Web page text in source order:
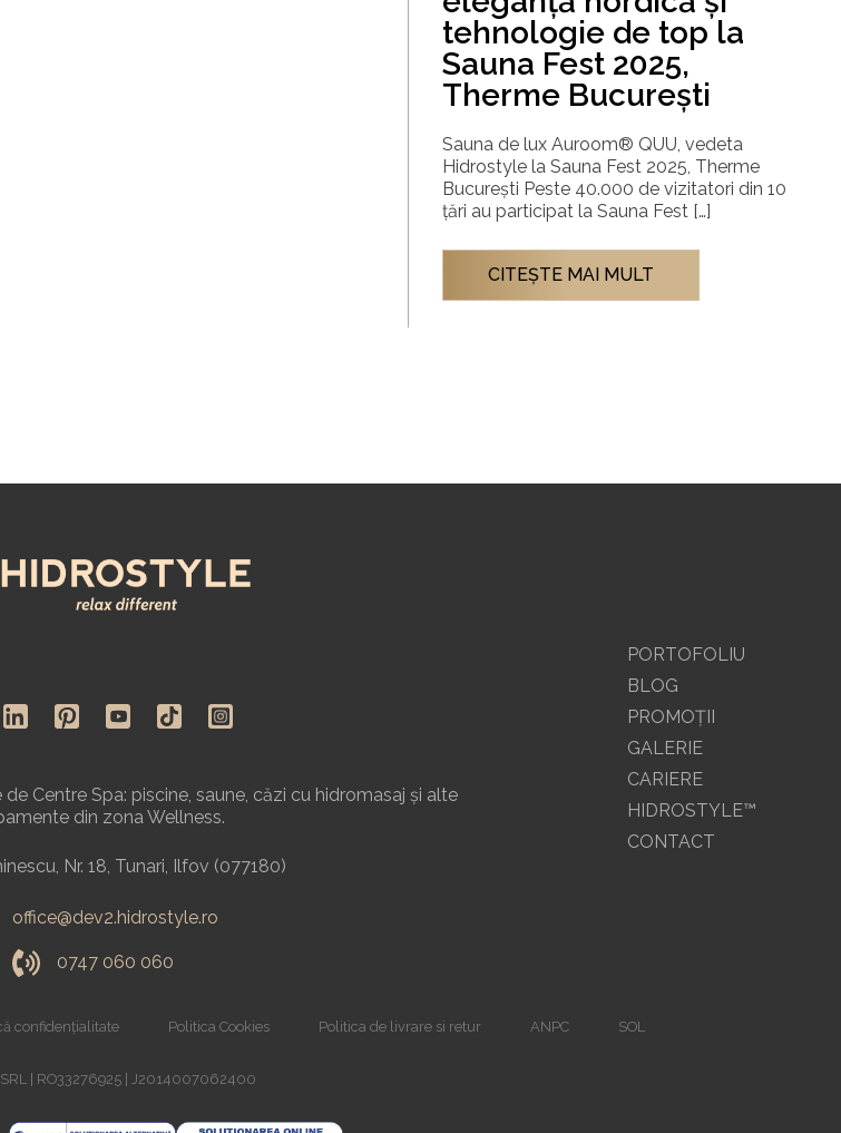
tehnologie de top la
Sauna Fest 2025,
Therme București
Sauna de lux Auroom® QUU, vedeta
Hidrostyle la Sauna Fest 2025, Therme
București Peste 40.000 de vizitatori din 10
țări au participat la Sauna Fest […]
CITEŞTE MAI MULT
Centre Spa: piscine, saune, căzi cu hidromasaj și alte
din zona Wellness.
Nr. 18, Tunari, Ilfov (077180)
office@dev2.hidrostyle.ro
0747 060 060
PORTOFOLIU
BLOG
PROMOŢII
GALERIE
CARIERE
HIDROSTYLE™
CONTACT
confidențialitate Politica Cookies Politica de livrare si retur ANPC SOL
| RO33276925 | J2014007062400